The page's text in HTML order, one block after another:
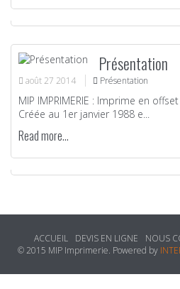
Présentation
août 27 2014 Présentation
MIP IMPRIMERIE : Imprime en
Créée au 1er janvier 1988 e...
Read more...
ACCUEIL DEVIS EN LIGNE NOUS
© 2015 MIP Imprimerie. Powered by